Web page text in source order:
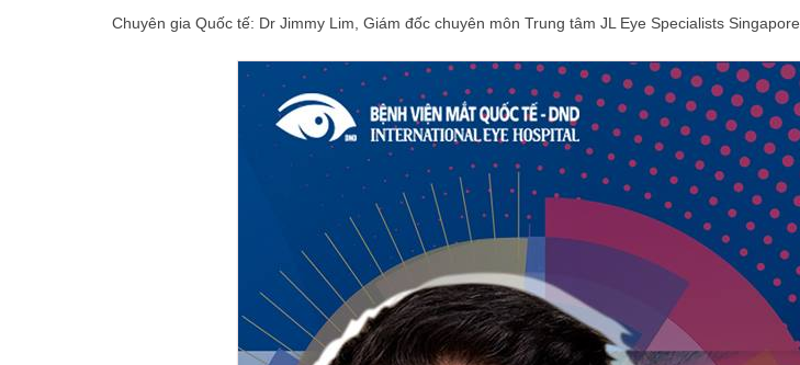
Chuyên gia Quốc tế: Dr Jimmy Lim, Giám đốc chuyên môn Trung tâm JL Eye Specialists Singapore